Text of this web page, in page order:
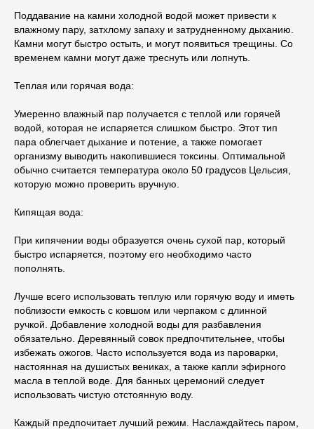
Поддавание на камни холодной водой может привести к
влажному пару, затхлому запаху и затрудненному дыханию.
Камни могут быстро остыть, и могут появиться трещины. Со
временем камни могут даже треснуть или лопнуть.
Теплая или горячая вода:
Умеренно влажный пар получается с теплой или горячей
водой, которая не испаряется слишком быстро. Этот тип
пара облегчает дыхание и потение, а также помогает
организму выводить накопившиеся токсины. Оптимальной
обычно считается температура около 50 градусов Цельсия,
которую можно проверить вручную.
Кипящая вода:
При кипячении воды образуется очень сухой пар, который
быстро испаряется, поэтому его необходимо часто
пополнять.
Лучше всего использовать теплую или горячую воду и иметь
поблизости емкость с ковшом или черпаком с длинной
ручкой. Добавление холодной воды для разбавления
обязательно. Деревянный совок предпочтительнее, чтобы
избежать ожогов. Часто используется вода из пароварки,
настоянная на душистых вениках, а также капли эфирного
масла в теплой воде. Для банных церемоний следует
использовать чистую отстоянную воду.
Каждый предпочитает лучший режим. Наслаждайтесь паром,